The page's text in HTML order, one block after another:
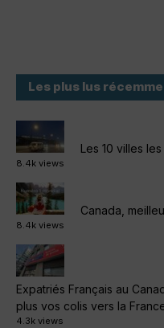
Les plus lus
Les 10 villes
8.4k views
Canada,
8.4k views
Expatriés Français au
plus vos colis vers la
4.3k views